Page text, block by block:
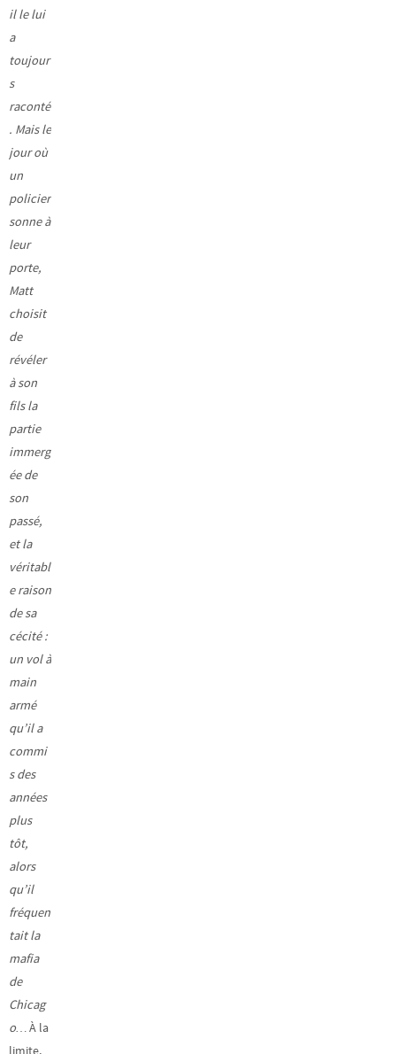
il le lui
a
toujour
s
raconté
. Mais le
jour où
un
policier
sonne à
leur
porte,
Matt
choisit
de
révéler
à son
fils la
partie
immerg
ée de
son
passé,
et la
véritabl
e raison
de sa
cécité :
un vol à
main
armé
qu’il a
commi
s des
années
plus
tôt,
alors
qu’il
fréquen
tait la
mafia
de
Chicag
o…À la
limite,